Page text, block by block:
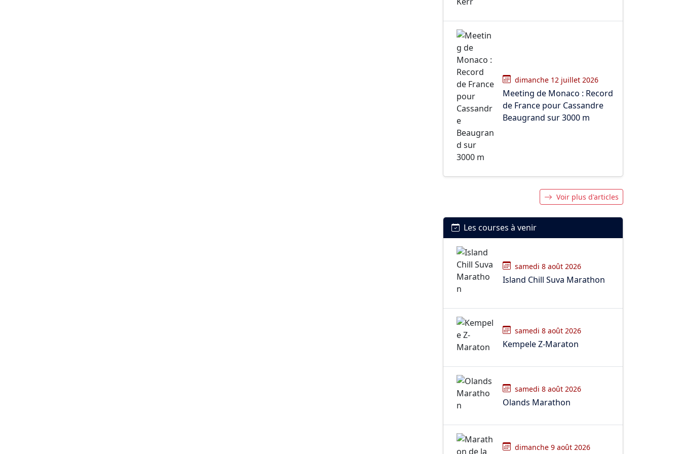
dimanche 12 juillet 2026
Meeting de Monaco : Record
de France pour Cassandre
Beaugrand sur 3000 m
Voir plus d'articles
Les courses à venir
samedi 8 août 2026
Island Chill Suva Marathon
samedi 8 août 2026
Kempele Z-Maraton
samedi 8 août 2026
Olands Marathon
dimanche 9 août 2026